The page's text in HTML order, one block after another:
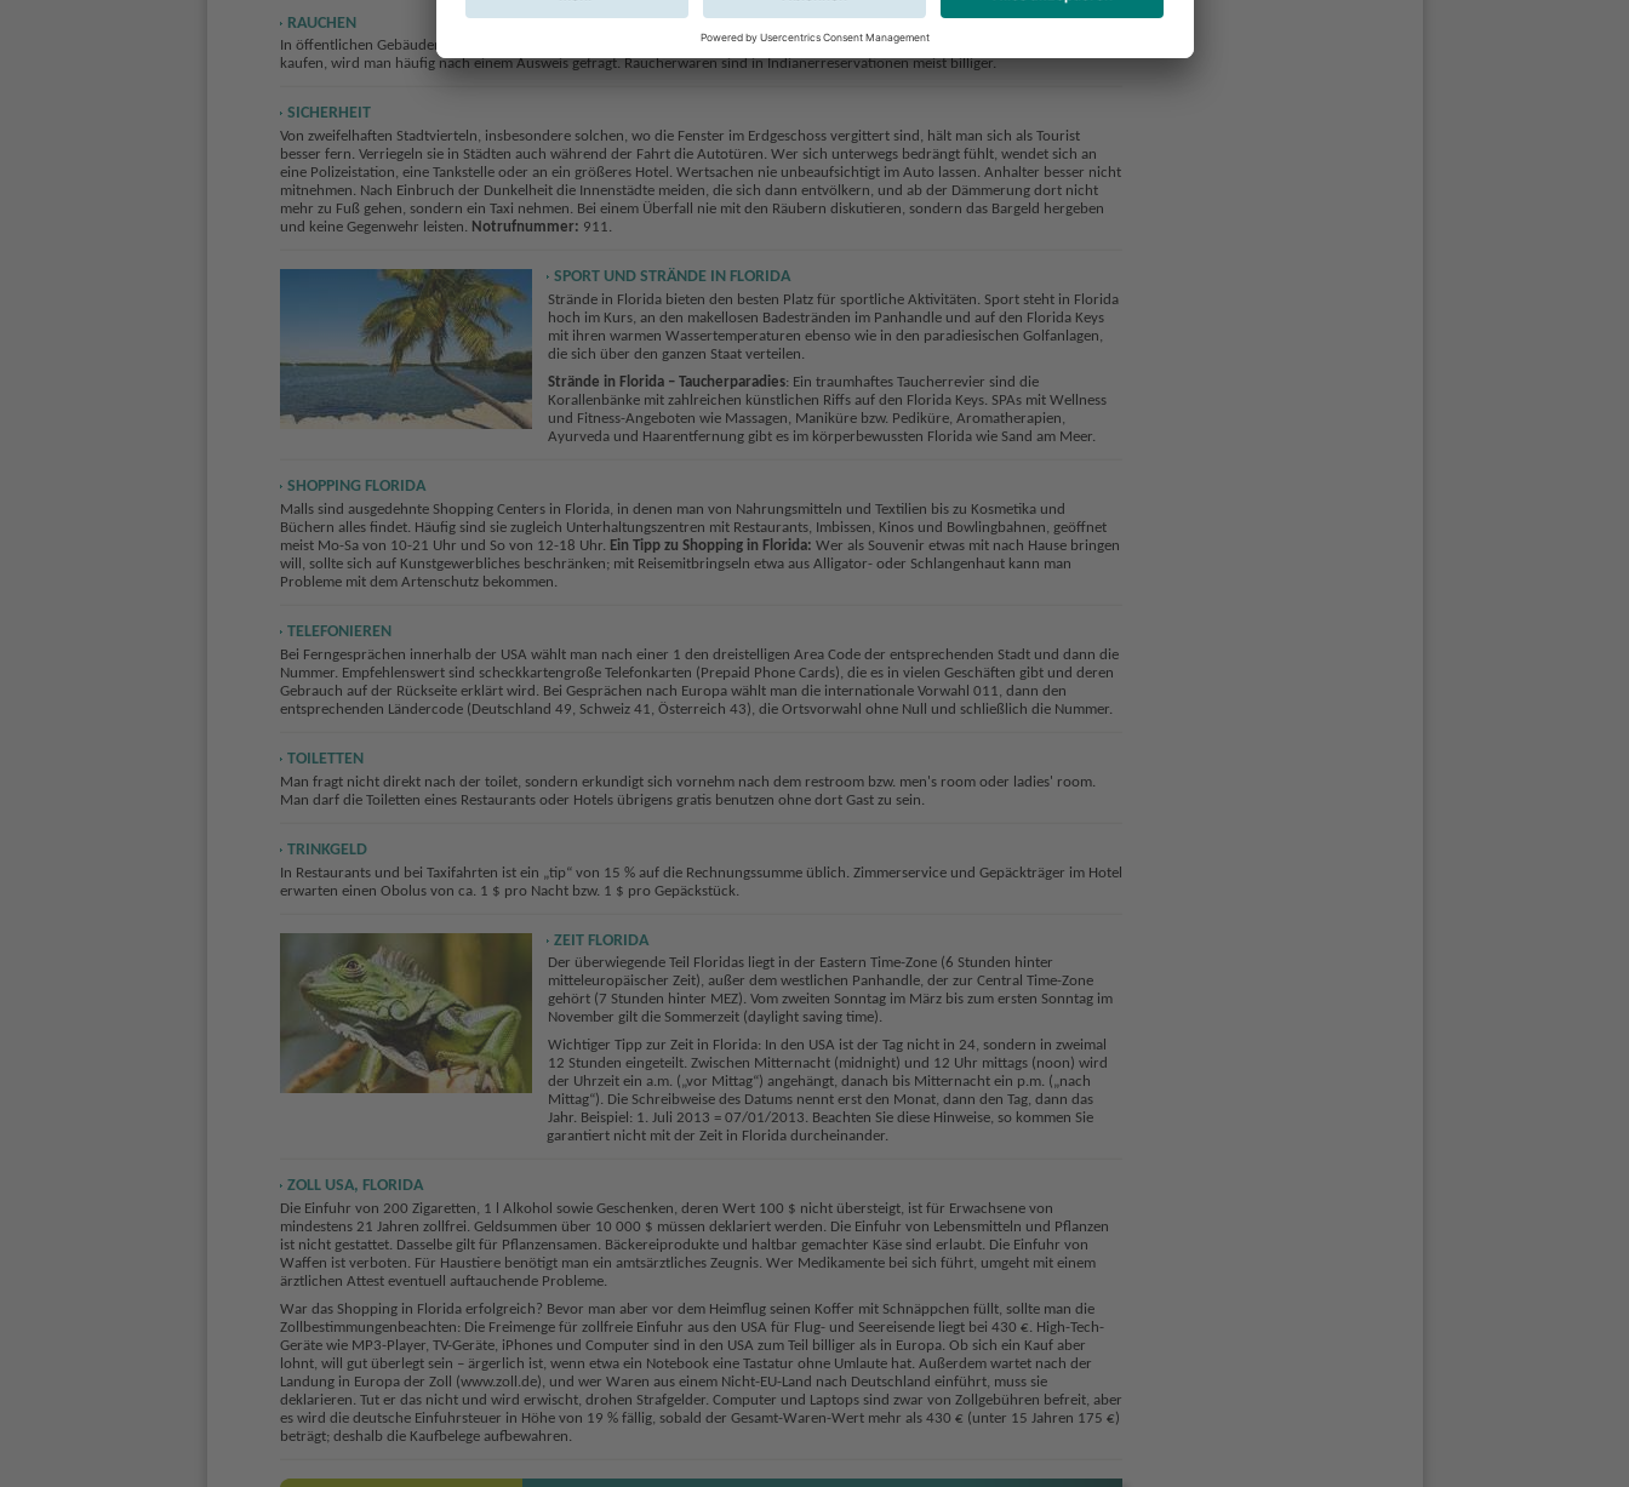
RAUCHEN
In öffentlichen Gebäuden (Stadtverwaltungen, Airports, Restaurants usw.) gilt Rauchverbot. Will man in Supermärkten Zigaretten
kaufen, wird man häufig nach einem Ausweis gefragt. Raucherwaren sind in Indianerreservationen meist billiger.
SICHERHEIT
Von zweifelhaften Stadtvierteln, insbesondere solchen, wo die Fenster im Erdgeschoss vergittert sind, hält man sich als Tourist
besser fern. Verriegeln sie in Städten auch während der Fahrt die Autotüren. Wer sich unterwegs bedrängt fühlt, wendet sich an
eine Polizeistation, eine Tankstelle oder an ein größeres Hotel. Wertsachen nie unbeaufsichtigt im Auto lassen. Anhalter besser nicht
mitnehmen. Nach Einbruch der Dunkelheit die Innenstädte meiden, die sich dann entvölkern, und ab der Dämmerung dort nicht
mehr zu Fuß gehen, sondern ein Taxi nehmen. Bei einem Überfall nie mit den Räubern diskutieren, sondern das Bargeld hergeben
und keine Gegenwehr leisten. Notrufnummer: 911.
SPORT UND STRÄNDE IN FLORIDA
Strände in Florida bieten den besten Platz für sportliche Aktivitäten. Sport steht in Florida
hoch im Kurs, an den makellosen Badestränden im Panhandle und auf den Florida Keys
mit ihren warmen Wassertemperaturen ebenso wie in den paradiesischen Golfanlagen,
die sich über den ganzen Staat verteilen.
Strände in Florida – Taucherparadies: Ein traumhaftes Taucherrevier sind die
Korallenbänke mit zahlreichen künstlichen Riffs auf den Florida Keys. SPAs mit Wellness
und Fitness-Angeboten wie Massagen, Maniküre bzw. Pediküre, Aromatherapien,
Ayurveda und Haarentfernung gibt es im körperbewussten Florida wie Sand am Meer.
SHOPPING FLORIDA
Malls sind ausgedehnte Shopping Centers in Florida, in denen man von Nahrungsmitteln und Textilien bis zu Kosmetika und
Büchern alles findet. Häufig sind sie zugleich Unterhaltungszentren mit Restaurants, Imbissen, Kinos und Bowlingbahnen, geöffnet
meist Mo-Sa von 10-21 Uhr und So von 12-18 Uhr. Ein Tipp zu Shopping in Florida: Wer als Souvenir etwas mit nach Hause bringen
will, sollte sich auf Kunstgewerbliches beschränken; mit Reisemitbringseln etwa aus Alligator- oder Schlangenhaut kann man
Probleme mit dem Artenschutz bekommen.
TELEFONIEREN
Bei Ferngesprächen innerhalb der USA wählt man nach einer 1 den dreistelligen Area Code der entsprechenden Stadt und dann die
Nummer. Empfehlenswert sind scheckkartengroße Telefonkarten (Prepaid Phone Cards), die es in vielen Geschäften gibt und deren
Gebrauch auf der Rückseite erklärt wird. Bei Gesprächen nach Europa wählt man die internationale Vorwahl 011, dann den
entsprechenden Ländercode (Deutschland 49, Schweiz 41, Österreich 43), die Ortsvorwahl ohne Null und schließlich die Nummer.
TOILETTEN
Man fragt nicht direkt nach der toilet, sondern erkundigt sich vornehm nach dem restroom bzw. men's room oder ladies' room.
Man darf die Toiletten eines Restaurants oder Hotels übrigens gratis benutzen ohne dort Gast zu sein.
TRINKGELD
In Restaurants und bei Taxifahrten ist ein „tip“ von 15 % auf die Rechnungssumme üblich. Zimmerservice und Gepäckträger im Hotel
erwarten einen Obolus von ca. 1 $ pro Nacht bzw. 1 $ pro Gepäckstück.
ZEIT FLORIDA
Der überwiegende Teil Floridas liegt in der Eastern Time-Zone (6 Stunden hinter
mitteleuropäischer Zeit), außer dem westlichen Panhandle, der zur Central Time-Zone
gehört (7 Stunden hinter MEZ). Vom zweiten Sonntag im März bis zum ersten Sonntag im
November gilt die Sommerzeit (daylight saving time).
Wichtiger Tipp zur Zeit in Florida: In den USA ist der Tag nicht in 24, sondern in zweimal
12 Stunden eingeteilt. Zwischen Mitternacht (midnight) und 12 Uhr mittags (noon) wird
der Uhrzeit ein a.m. („vor Mittag“) angehängt, danach bis Mitternacht ein p.m. („nach
Mittag“). Die Schreibweise des Datums nennt erst den Monat, dann den Tag, dann das
Jahr. Beispiel: 1. Juli 2013 = 07/01/2013. Beachten Sie diese Hinweise, so kommen Sie
garantiert nicht mit der Zeit in Florida durcheinander.
ZOLL USA, FLORIDA
Die Einfuhr von 200 Zigaretten, 1 l Alkohol sowie Geschenken, deren Wert 100 $ nicht übersteigt, ist für Erwachsene von
mindestens 21 Jahren zollfrei. Geldsummen über 10 000 $ müssen deklariert werden. Die Einfuhr von Lebensmitteln und Pflanzen
ist nicht gestattet. Dasselbe gilt für Pflanzensamen. Bäckereiprodukte und haltbar gemachter Käse sind erlaubt. Die Einfuhr von
Waffen ist verboten. Für Haustiere benötigt man ein amtsärztliches Zeugnis. Wer Medikamente bei sich führt, umgeht mit einem
ärztlichen Attest eventuell auftauchende Probleme.
War das Shopping in Florida erfolgreich? Bevor man aber vor dem Heimflug seinen Koffer mit Schnäppchen füllt, sollte man die
Zollbestimmungenbeachten: Die Freimenge für zollfreie Einfuhr aus den USA für Flug- und Seereisende liegt bei 430 €. High-Tech-
Geräte wie MP3-Player, TV-Geräte, iPhones und Computer sind in den USA zum Teil billiger als in Europa. Ob sich ein Kauf aber
lohnt, will gut überlegt sein – ärgerlich ist, wenn etwa ein Notebook eine Tastatur ohne Umlaute hat. Außerdem wartet nach der
Landung in Europa der Zoll (www.zoll.de), und wer Waren aus einem Nicht-EU-Land nach Deutschland einführt, muss sie
deklarieren. Tut er das nicht und wird erwischt, drohen Strafgelder. Computer und Laptops sind zwar von Zollgebühren befreit, aber
es wird die deutsche Einfuhrsteuer in Höhe von 19 % fällig, sobald der Gesamt-Waren-Wert mehr als 430 € (unter 15 Jahren 175 €)
beträgt; deshalb die Kaufbelege aufbewahren.